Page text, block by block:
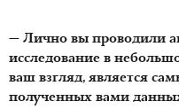
— Лично вы проводили
исследование в
ваш взгляд, является
полученных вами